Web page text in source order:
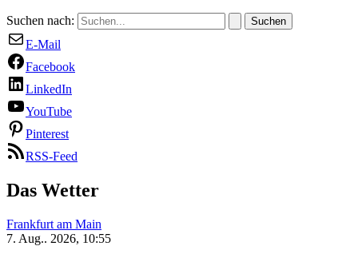
Suchen nach:
E-Mail
Facebook
LinkedIn
YouTube
Pinterest
RSS-Feed
Das Wetter
Frankfurt am Main
7. Aug.. 2026, 10:55